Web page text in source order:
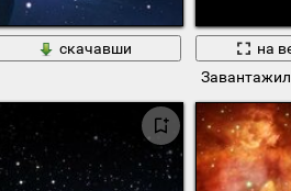
скачавши
на